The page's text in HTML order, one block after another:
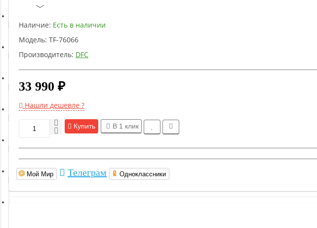
Рукоятки и тяги
Аэробика и фитнес
Гимнастическое оборудование
Функциональный тренинг
Йога и пилатес
Бокс и единоборства
Наличие: Есть в наличии
Модель: TF-76066
Производитель: DFC
33 990 ₽
Нашли дешевле ?
Купить В 1 клик
Мой Мир Телеграм Одноклассники